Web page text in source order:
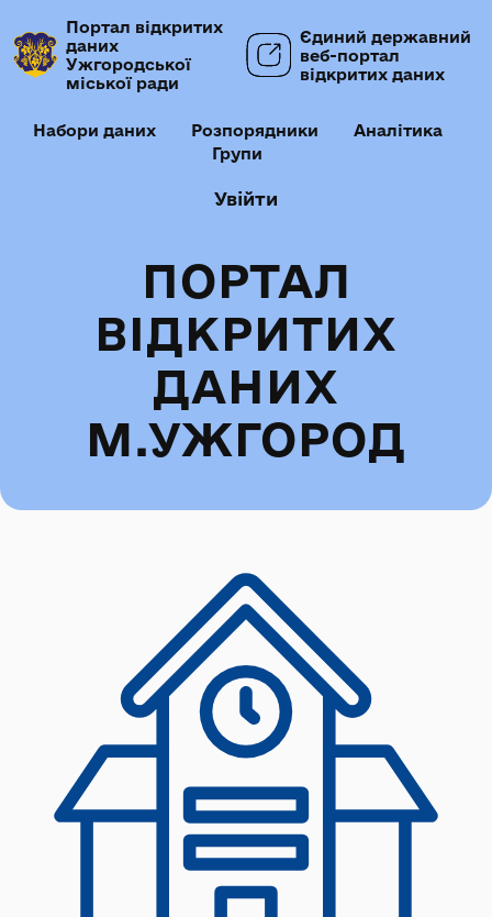
Портал відкритих
даних
Ужгородської
міської ради
Єдиний державний
веб-портал
відкритих даних
Набори даних Розпорядники
Аналітика
Групи
Увійти
ПОРТАЛ
ВІДКРИТИХ
ДАНИХ
М.УЖГОРОД